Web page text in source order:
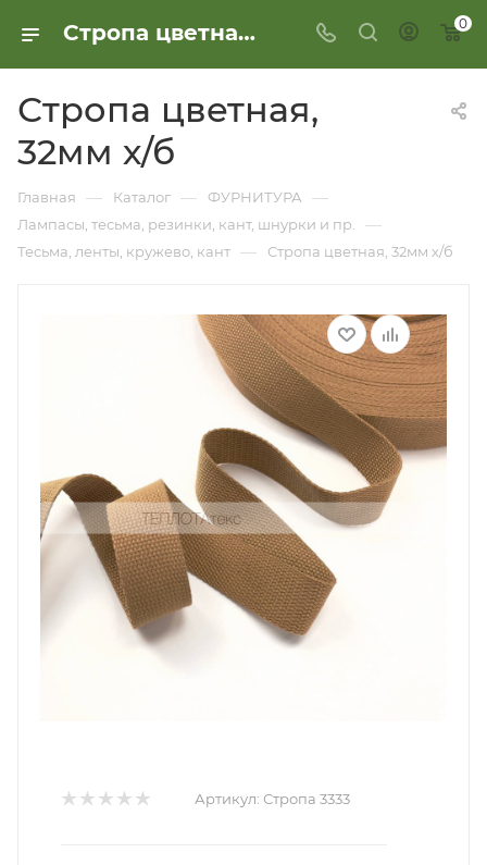
Стропа цветная, 32мм х/б 0
Стропа цветная,
32мм х/б
Главная — Каталог — ФУРНИТУРА —
Лампасы, тесьма, резинки, кант, шнурки и пр. —
Тесьма, ленты, кружево, кант — Стропа цветная, 32мм х/б
Артикул: Стропа 3333